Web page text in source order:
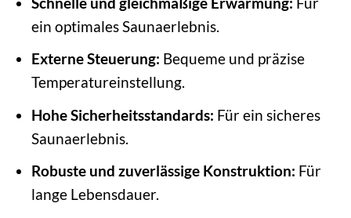
ein optimales Saunaerlebnis.
Externe Steuerung: Bequeme und präzise
Temperatureinstellung.
Hohe Sicherheitsstandards: Für ein sicheres
Saunaerlebnis.
Robuste und zuverlässige Konstruktion: Für
lange Lebensdauer.